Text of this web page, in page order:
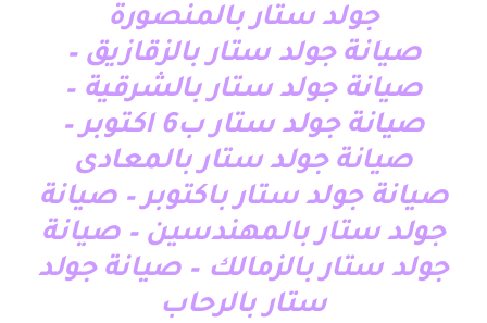
جولد ستار بالمنصورة
صيانة جولد ستار بالزقازيق –
صيانة جولد ستار بالشرقية –
صيانة جولد ستار ب6 اكتوبر –
صيانة جولد ستار بالمعادى
صيانة جولد ستار باكتوبر – صيانة
جولد ستار بالمهندسين – صيانة
جولد ستار بالزمالك – صيانة جولد
ستار بالرحاب